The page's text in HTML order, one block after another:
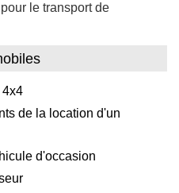
le transport de
4x4
de la location d'un
d'occasion